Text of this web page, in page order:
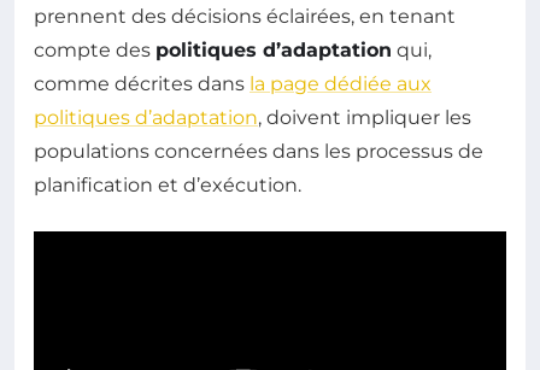
prennent des décisions éclairées, en tenant
compte des politiques d’adaptation qui,
comme décrites dans la page dédiée aux
politiques d’adaptation, doivent impliquer les
populations concernées dans les processus de
planification et d’exécution.